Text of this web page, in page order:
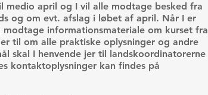
medio april og I vil alle modtage besked fra
og om evt. afslag i løbet af april. Når I er
informationsmateriale om kurset fra
til om alle praktiske oplysninger og andre
skal I henvende jer til landskoordinatorerne
kontaktoplysninger kan findes på